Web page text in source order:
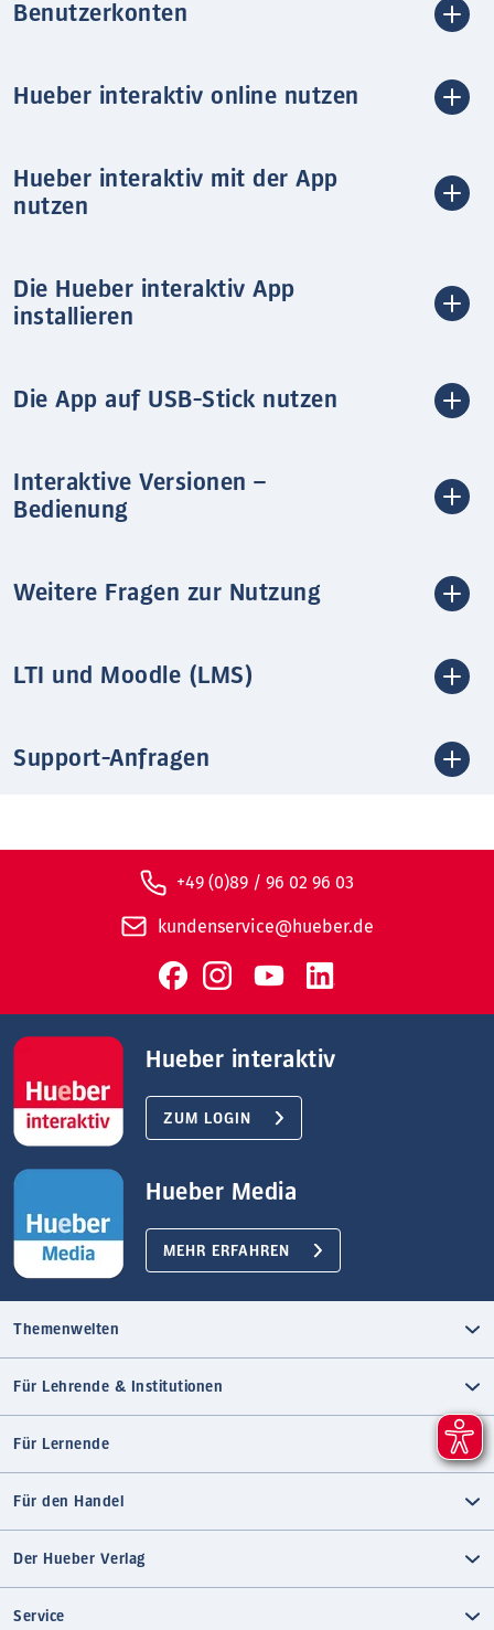
Benutzerkonten
Hueber interaktiv online nutzen
Hueber interaktiv mit der App
nutzen
Die Hueber interaktiv App
installieren
Die App auf USB-Stick nutzen
Interaktive Versionen –
Bedienung
Weitere Fragen zur Nutzung
LTI und Moodle (LMS)
Support-Anfragen
+49 (0)89 / 96 02 96 03
kundenservice@hueber.de
Hueber interaktiv
ZUM LOGIN
Hueber Media
MEHR ERFAHREN
Themenwelten
Für Lehrende & Institutionen
Für Lernende
Für den Handel
Der Hueber Verlag
Service